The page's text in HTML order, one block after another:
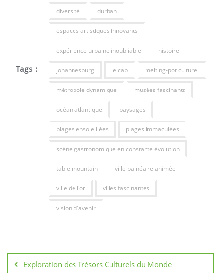
Tags :
diversité durban
espaces artistiques innovants
expérience urbaine inoubliable histoire
johannesburg le cap melting-pot culturel
métropole dynamique musées fascinants
océan atlantique paysages
plages ensoleillées plages immaculées
scène gastronomique en constante évolution
table mountain ville balnéaire animée
ville de l'or villes fascinantes
vision d'avenir
de
l’article
Exploration des Trésors Culturels du Monde